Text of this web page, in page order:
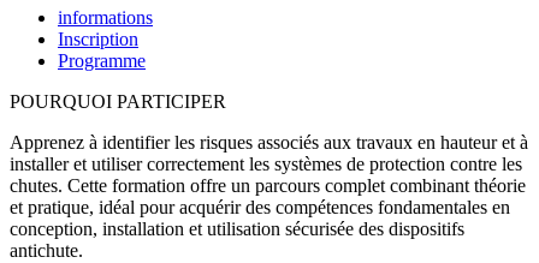
informations
Inscription
Programme
POURQUOI PARTICIPER
Apprenez à identifier les risques associés aux travaux en hauteur et à
installer et utiliser correctement les systèmes de protection contre les
chutes. Cette formation offre un parcours complet combinant théorie
et pratique, idéal pour acquérir des compétences fondamentales en
conception, installation et utilisation sécurisée des dispositifs
antichute.